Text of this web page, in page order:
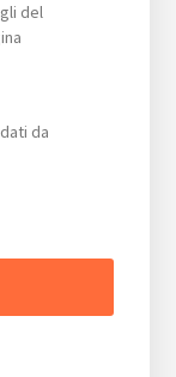
del
da